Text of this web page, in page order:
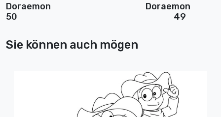
Doraemon
50
Doraemon
49
Sie können auch mögen